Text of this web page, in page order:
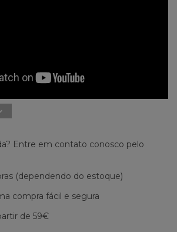
Entre em contato conosco pelo
(dependendo do estoque)
compra fácil e segura
de 59€